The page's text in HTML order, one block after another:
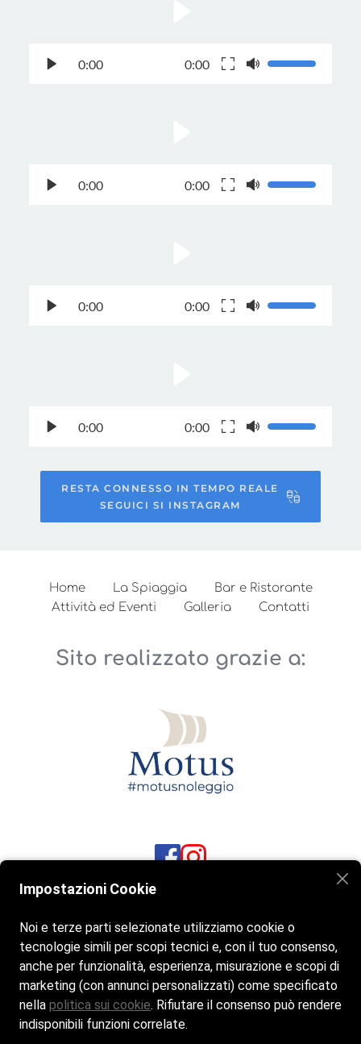
0:00 0:00
0:00 0:00
0:00 0:00
0:00 0:00
RESTA CONNESSO IN TEMPO REALE
SEGUICI SI INSTAGRAM
Home La Spiaggia
Bar e Ristorante
Attività ed Eventi
Galleria Contatti
Sito realizzato grazie a:
BAIANITA MORE THAN BEACH
Baianita - Lungomare Marconi 1,
17026 Noli SV
019 22 12 040
Se non rispondiamo scrivici un WhatsApp
Impostazioni Cookie
Noi e terze parti selezionate utilizziamo cookie o
tecnologie simili per scopi tecnici e, con il tuo consenso,
anche per funzionalità, esperienza, misurazione e scopi di
marketing (con annunci personalizzati) come specificato
nella politica sui cookie. Rifiutare il consenso può rendere
indisponibili funzioni correlate.